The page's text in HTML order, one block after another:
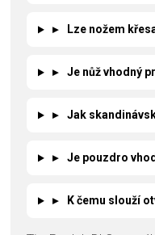
▸ Lze nožem
▸ Je nůž vhodný
▸ Jak
▸ Je pouzdro
▸ K čemu slouží